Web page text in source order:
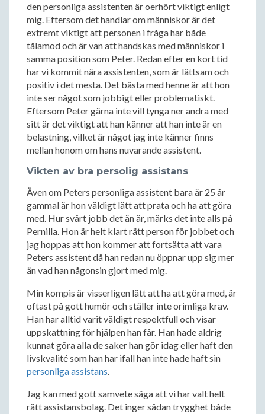
den personliga assistenten är oerhört viktigt enligt
mig. Eftersom det handlar om människor är det
extremt viktigt att personen i fråga har både
tålamod och är van att handskas med människor i
samma position som Peter. Redan efter en kort tid
har vi kommit nära assistenten, som är lättsam och
positiv i det mesta. Det bästa med henne är att hon
inte ser något som jobbigt eller problematiskt.
Eftersom Peter gärna inte vill tynga ner andra med
sitt är det viktigt att han känner att han inte är en
belastning, vilket är något jag inte känner finns
mellan honom om hans nuvarande assistent.
Vikten av bra persolig assistans
Även om Peters personliga assistent bara är 25 år
gammal är hon väldigt lätt att prata och ha att göra
med. Hur svårt jobb det än är, märks det inte alls på
Pernilla. Hon är helt klart rätt person för jobbet och
jag hoppas att hon kommer att fortsätta att vara
Peters assistent då han redan nu öppnar upp sig mer
än vad han någonsin gjort med mig.
Min kompis är visserligen lätt att ha att göra med, är
oftast på gott humör och ställer inte orimliga krav.
Han har alltid varit väldigt respektfull och visar
uppskattning för hjälpen han får. Han hade aldrig
kunnat göra alla de saker han gör idag eller haft den
livskvalité som han har ifall han inte hade haft sin
personliga assistans.
Jag kan med gott samvete säga att vi har valt helt
rätt assistansbolag. Det inger sådan trygghet både